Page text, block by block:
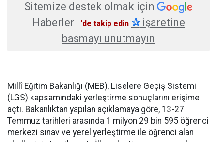
Sitemize destek olmak için
Haberler
'de takip edin ✰işaretine
basmayı unutmayın
Millî Eğitim Bakanlığı (MEB), Liselere Geçiş Sistemi
(LGS) kapsamındaki yerleştirme sonuçlarını erişime
açtı. Bakanlıktan yapılan açıklamaya göre, 13-27
Temmuz tarihleri arasında 1 milyon 29 bin 595 öğrenci
merkezi sınav ve yerel yerleştirme ile öğrenci alan